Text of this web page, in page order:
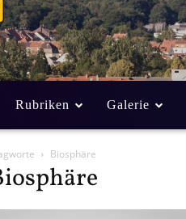
Rubriken Galerie
Biosphäre